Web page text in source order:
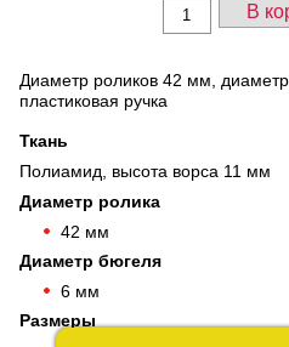
В
Диаметр роликов 42 мм,
пластиковая ручка
Ткань
Полиамид, высота ворса 11 мм
Диаметр ролика
42 мм
Диаметр бюгеля
6 мм
Размеры